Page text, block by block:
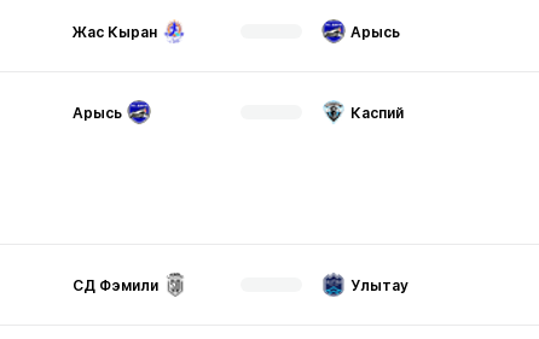
Жас Кыран Арысь
Арысь Каспий
СД Фэмили Улытау